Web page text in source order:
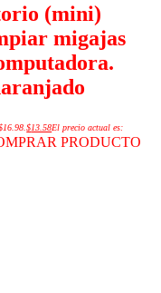
(mini)
migajas
$13.58El precio actual es:
PRODUCTO